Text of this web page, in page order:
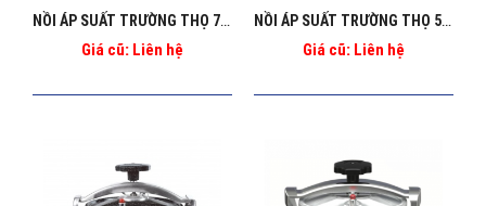
NỒI ÁP SUẤT TRƯỜNG THỌ 7L BA_129
Giá cũ: Liên hệ
NỒI ÁP SUẤT TRƯỜNG THỌ 5L BA_128
Giá cũ: Liên hệ